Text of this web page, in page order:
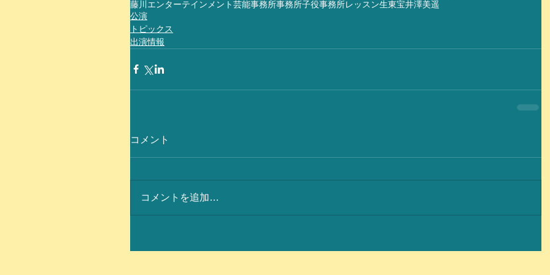
藤川エンターテインメント芸能事務所事務所子役事務所レッスン生東宝井澤美遥
公演
トピックス
出演情報
コメント
コメントを追加…